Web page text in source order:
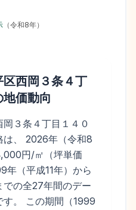
（令和8年）
西岡３条４丁
地価動向
３条４丁目１４０
は、 2026年（令和8
円/㎡（坪単価
年（平成11年）から
の全27年間のデー
す。 この期間（1999